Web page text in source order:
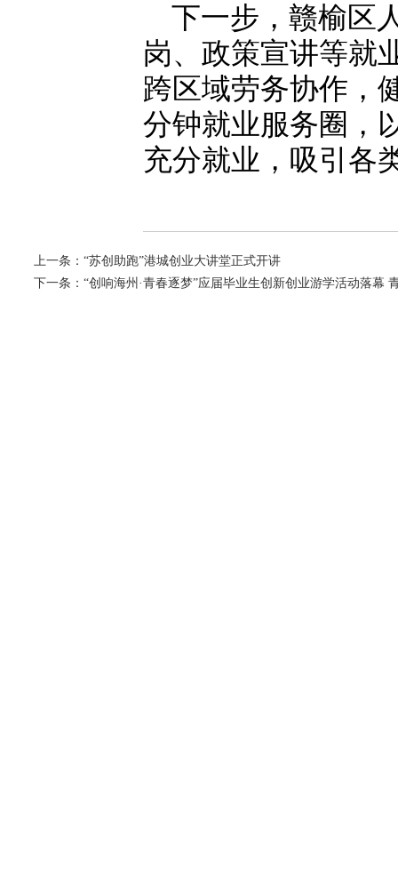
下一步，赣榆区
岗、政策宣讲等就
跨区域劳务协作，
分钟就业服务圈，
充分就业，吸引各
上一条： “苏创助跑”港城创业大讲堂正式开讲
下一条： “创响海州·青春逐梦”应届毕业生创新创业游学活动落幕